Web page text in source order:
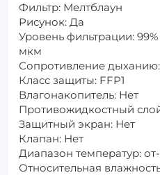
Фильтр: Мелтблаун
Рисунок: Да
Уровень фильтрации:
мкм
Сопротивление дыханию:
Класс защиты: FFP1
Влагонакопитель: Нет
Противожидкостный
Защитный экран: Нет
Клапан: Нет
Диапазон температур:
Относительная